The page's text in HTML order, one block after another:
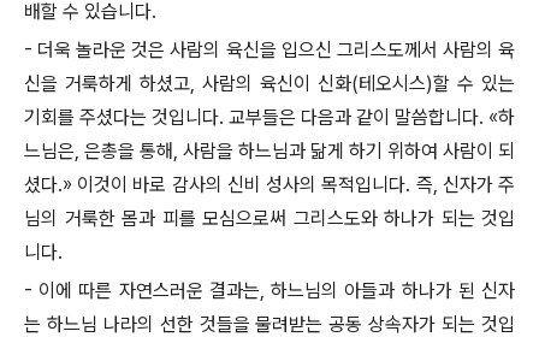
배할 수 있습니다.
- 더욱 놀라운 것은 사람의 육신을 입으신 그리스도께서 사람의 육
신을 거룩하게 하셨고, 사람의 육신이 신화(테오시스)할 수 있는
기회를 주셨다는 것입니다. 교부들은 다음과 같이 말씀합니다. «하
느님은, 은총을 통해, 사람을 하느님과 닮게 하기 위하여 사람이 되
셨다.» 이것이 바로 감사의 신비 성사의 목적입니다. 즉, 신자가 주
님의 거룩한 몸과 피를 모심으로써 그리스도와 하나가 되는 것입
니다.
- 이에 따른 자연스러운 결과는, 하느님의 아들과 하나가 된 신자
는 하느님 나라의 선한 것들을 물려받는 공동 상속자가 되는 것입